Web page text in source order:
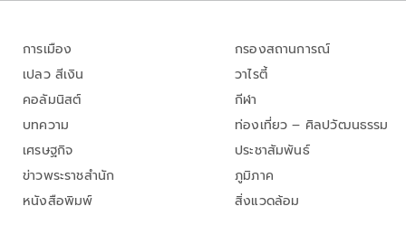
การเมือง
เปลว สีเงิน
คอลัมนิสต์
บทความ
เศรษฐกิจ
ข่าวพระราชสำนัก
หนังสือพิมพ์
กรองสถานการณ์
วาไรตี้
กีฬา
ท่องเที่ยว – ศิลปวัฒนธรรม
ประชาสัมพันธ์
ภูมิภาค
สิ่งแวดล้อม